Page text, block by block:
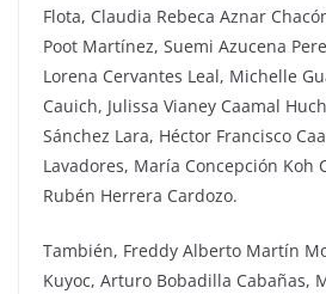
Flota, Claudia Rebeca Aznar
Poot Martínez, Suemi Azucena
Lorena Cervantes Leal, Michelle
Cauich, Julissa Vianey Caamal
Sánchez Lara, Héctor Francisco
Lavadores, María Concepción Koh
Rubén Herrera Cardozo.
También, Freddy Alberto Martín
Kuyoc, Arturo Bobadilla Cabañas,